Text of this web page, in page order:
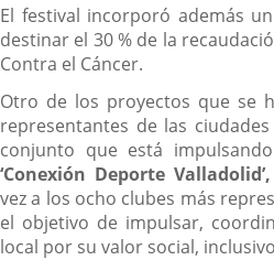
El festival incorporó además
destinar el 30 % de la
Contra el Cáncer.
Otro de los proyectos que se
representantes de las
conjunto que está
‘Conexión Deporte Valladolid’,
vez a los ocho clubes más
el objetivo de impulsar,
local por su valor social,